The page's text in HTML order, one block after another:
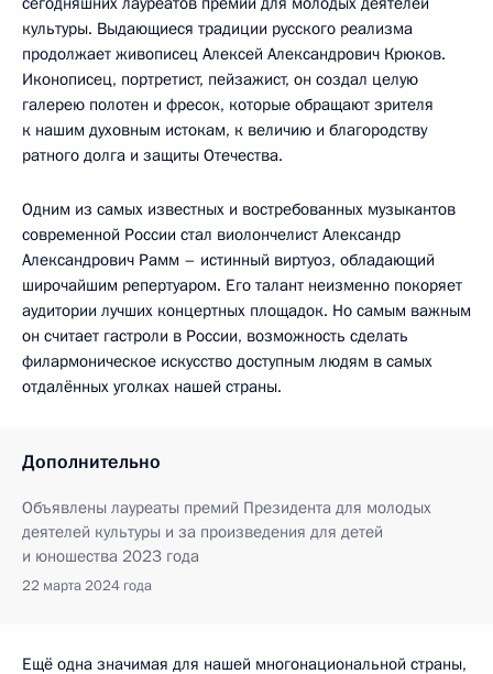
культуры. Выдающиеся традиции русского реализма
продолжает живописец Алексей Александрович Крюков.
Иконописец, портретист, пейзажист, он создал целую
галерею полотен и фресок, которые обращают зрителя
к нашим духовным истокам, к величию и благородству
ратного долга и защиты Отечества.
Одним из самых известных и востребованных музыкантов
современной России стал виолончелист Александр
Александрович Рамм – истинный виртуоз, обладающий
широчайшим репертуаром. Его талант неизменно покоряет
аудитории лучших концертных площадок. Но самым важным
он считает гастроли в России, возможность сделать
филармоническое искусство доступным людям в самых
отдалённых уголках нашей страны.
Дополнительно
Объявлены лауреаты премий Президента для молодых
деятелей культуры и за произведения для детей
и юношества 2023 года
22 марта 2024 года
Ещё одна значимая для нашей многонациональной страны,